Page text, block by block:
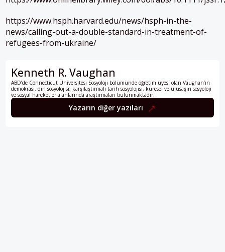
https://www.hsph.harvard.edu/news/hsph-in-the-
news/calling-out-a-double-standard-in-treatment-of-
refugees-from-ukraine/
Kenneth R. Vaughan
ABD’de Connecticut Üniversitesi Sosyoloji bölümünde öğretim üyesi olan Vaughan’ın
demokrasi, din sosyolojisi, karşılaştırmalı tarih sosyolojisi, küresel ve ulusaşırı sosyoloji
ve sosyal hareketler alanlarında araştırmaları bulunmaktadır.
Yazarın diğer yazıları